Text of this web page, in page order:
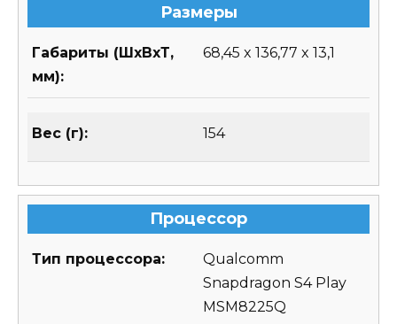
Размеры
Габариты (ШхВхТ,
мм):
68,45 x 136,77 x 13,1
Вес (г): 154
Процессор
Тип процессора:
Qualcomm
Snapdragon S4 Play
MSM8225Q